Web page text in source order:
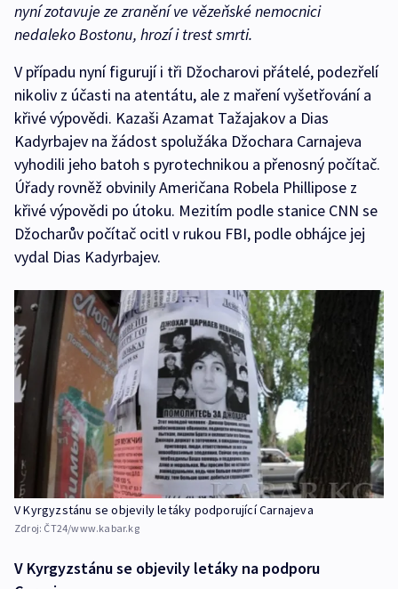
nyní zotavuje ze zranění ve vězeňské nemocnici
nedaleko Bostonu, hrozí i trest smrti.
V případu nyní figurují i tři Džocharovi přátelé, podezřelí
nikoliv z účasti na atentátu, ale z maření vyšetřování a
křivé výpovědi. Kazaši Azamat Tažajakov a Dias
Kadyrbajev na žádost spolužáka Džochara Carnajeva
vyhodili jeho batoh s pyrotechnikou a přenosný počítač.
Úřady rovněž obvinily Američana Robela Phillipose z
křivé výpovědi po útoku. Mezitím podle stanice CNN se
Džocharův počítač ocitl v rukou FBI, podle obhájce jej
vydal Dias Kadyrbajev.
V Kyrgyzstánu se objevily letáky podporující Carnajeva
Zdroj: ČT24/www.kabar.kg
V Kyrgyzstánu se objevily letáky na podporu